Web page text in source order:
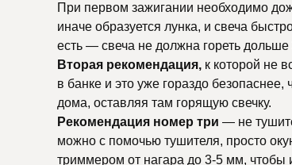
При первом зажигании необходимо
иначе образуется лунка, и свеча
есть — свеча не должна гореть
Вторая рекомендация, к которой не
в банке и это уже гораздо
дома, оставляя там горящую свечку.
Рекомендация номер три — не
можно с помочью тушителя, просто
триммером от нагара до 3-5 мм, чтобы